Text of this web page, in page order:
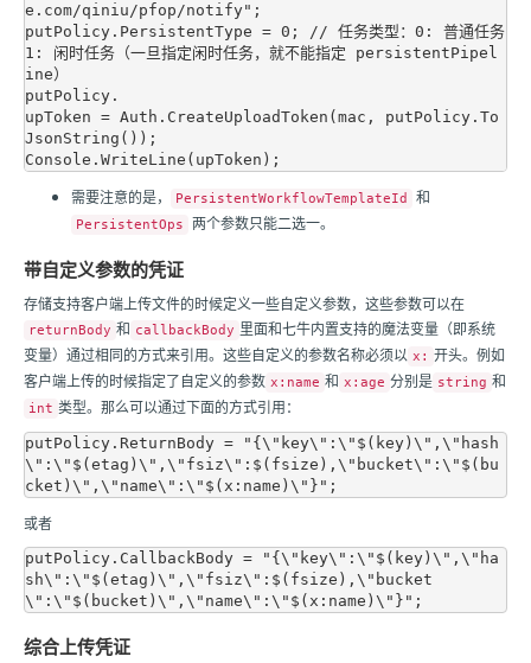
e.com/qiniu/pfop/notify";
putPolicy.PersistentType = 0; // 任务类型：0: 普通任务
1: 闲时任务（一旦指定闲时任务，就不能指定 persistentPipel
ine）
putPolicy.
upToken = Auth.CreateUploadToken(mac, putPolicy.To
JsonString());
需要注意的是， PersistentWorkflowTemplateId 和
PersistentOps 两个参数只能二选一。
带自定义参数的凭证
存储支持客户端上传文件的时候定义一些自定义参数，这些参数可以在
returnBody 和 callbackBody 里面和七牛内置支持的魔法变量（即系统
变量）通过相同的方式来引用。这些自定义的参数名称必须以 x: 开头。例如
客户端上传的时候指定了自定义的参数 x:name 和 x:age 分别是 string 和
int 类型。那么可以通过下面的方式引用：
putPolicy.ReturnBody = "{\"key\":\"$(key)\",\"hash
\":\"$(etag)\",\"fsiz\":$(fsize),\"bucket\":\"$(bu
或者
putPolicy.CallbackBody = "{\"key\":\"$(key)\",\"ha
sh\":\"$(etag)\",\"fsiz\":$(fsize),\"bucket
综合上传凭证